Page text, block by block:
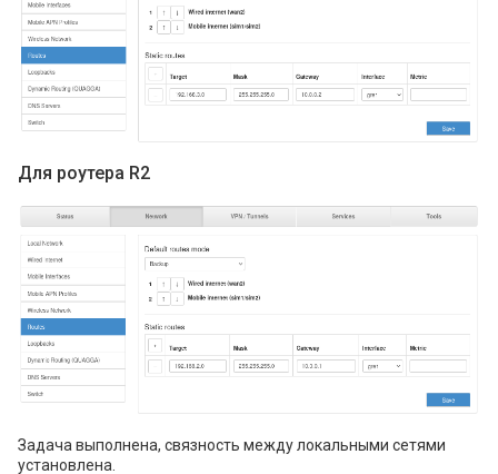
Для роутера R2
Задача выполнена, связность между локальными сетями
установлена.